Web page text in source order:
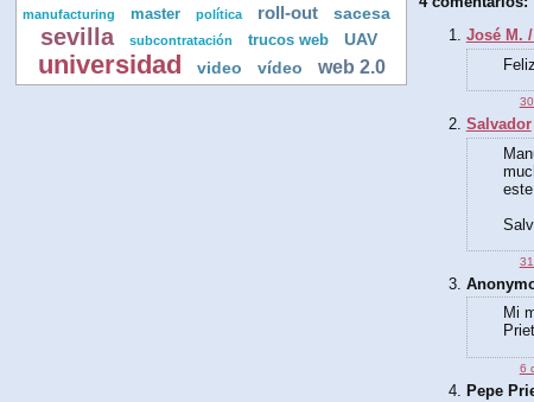
manufacturing
master política roll-out sacesa
sevilla subcontratación trucos web UAV
universidad video vídeo web 2.0
José M.
Salvador
Mi
6
Pepe